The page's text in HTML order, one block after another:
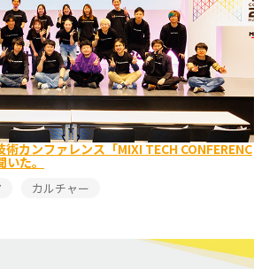
カンファレンス「MIXI TECH CONFERENC
いた。
カルチャー